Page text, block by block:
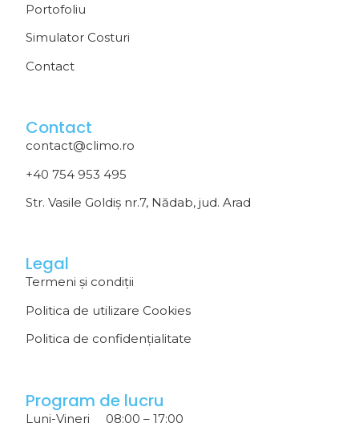
Portofoliu
Simulator Costuri
Contact
Contact
contact@climo.ro
+40 754 953 495
Str. Vasile Goldiș nr.7, Nădab, jud. Arad
Legal
Termeni și condiții
Politica de utilizare Cookies
Politica de confidențialitate
Program de lucru
Luni-Vineri 08:00 – 17:00